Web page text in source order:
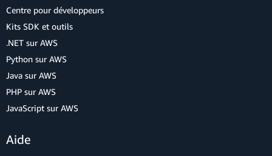
Centre pour développeurs
Kits SDK et outils
.NET sur AWS
Python sur AWS
Java sur AWS
PHP sur AWS
JavaScript sur AWS
Aide